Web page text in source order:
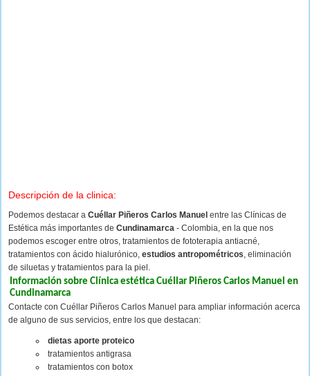
Descripción de la clinica:
Podemos destacar a Cuéllar Piñeros Carlos Manuel entre las Clínicas de
Estética más importantes de Cundinamarca - Colombia, en la que nos
podemos escoger entre otros, tratamientos de fototerapia antiacné,
tratamientos con ácido hialurónico, estudios antropométricos, eliminación
de siluetas y tratamientos para la piel.
Información sobre Clínica estética Cuéllar Piñeros Carlos Manuel en
Cundinamarca
Contacte con Cuéllar Piñeros Carlos Manuel para ampliar información acerca
de alguno de sus servicios, entre los que destacan:
dietas aporte proteico
tratamientos antigrasa
tratamientos con botox